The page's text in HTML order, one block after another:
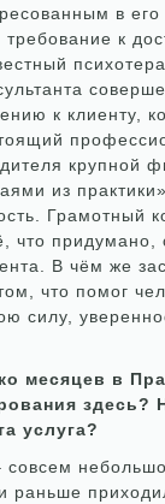
в
к
к клиенту,
крупной
из
Грамотный
что
В чём же
что помог
силу,
месяцев в
здесь?
услуга?
совсем
раньше